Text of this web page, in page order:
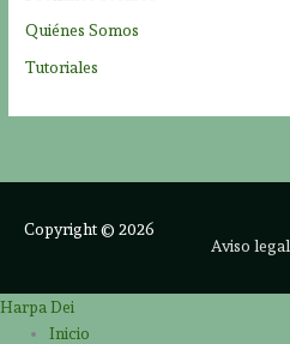
Quiénes Somos
Tutoriales
Copyright © 2026
Aviso legal
Harpa Dei
Inicio